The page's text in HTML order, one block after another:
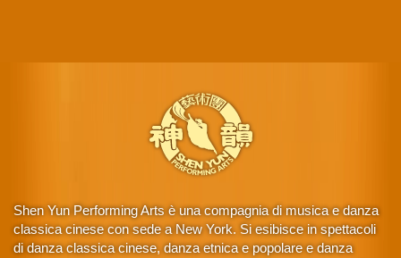
Shen Yun Performing Arts è una compagnia di musica e danza
classica cinese con sede a New York. Si esibisce in spettacoli
di danza classica cinese, danza etnica e popolare e danza